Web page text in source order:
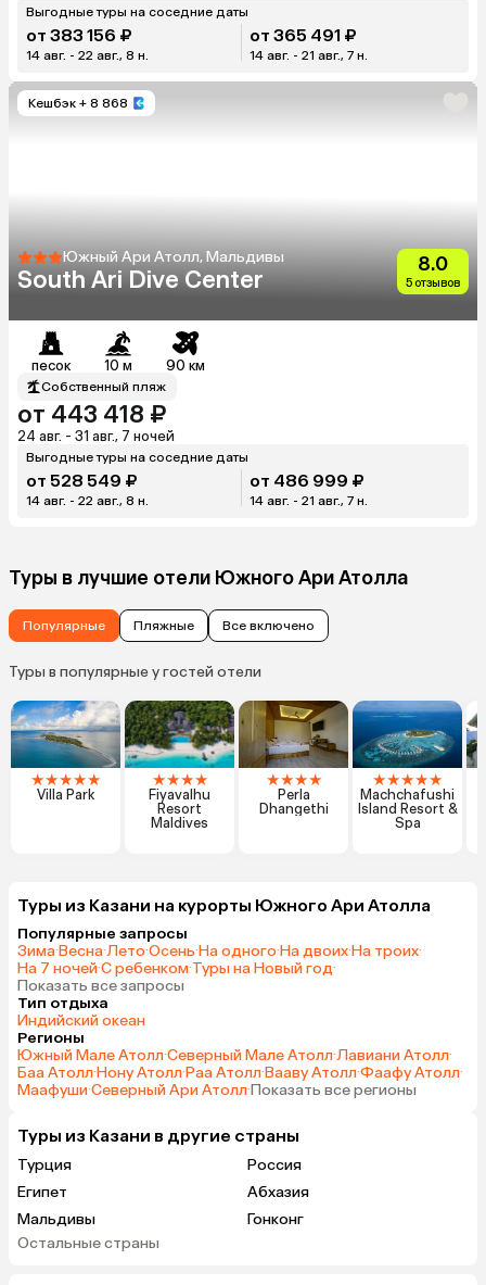
Выгодные туры на соседние даты
от 383 156 ₽
14 авг. - 22 авг., 8 н.
от 365 491 ₽
14 авг. - 21 авг., 7 н.
Кешбэк + 8 868
Южный Ари Атолл, Мальдивы
South Ari Dive Center
8.0
5 отзывов
песок 10 м 90 км
Собственный пляж
от 443 418 ₽
24 авг. - 31 авг., 7 ночей
Выгодные туры на соседние даты
от 528 549 ₽
14 авг. - 22 авг., 8 н.
от 486 999 ₽
14 авг. - 21 авг., 7 н.
Туры в лучшие отели Южного Ари Атолла
Популярные Пляжные Все включено
Туры в популярные у гостей отели
★★★★★
Villa Park
★★★★
Fiyavalhu
Resort
Maldives
★★★★
Perla
Dhangethi
★★★★★
Machchafushi
Island Resort &
Spa
Туры из Казани на курорты Южного Ари Атолла
Популярные запросы
Зима·Весна·Лето·Осень·На одного·На двоих·На троих·
На 7 ночей·С ребенком·Туры на Новый год·
Показать все запросы
Тип отдыха
Индийский океан
Регионы
Южный Мале Атолл·Северный Мале Атолл·Лавиани Атолл·
Баа Атолл·Нону Атолл·Раа Атолл·Вааву Атолл·Фаафу Атолл·
Маафуши·Северный Ари Атолл·Показать все регионы
Туры из Казани в другие страны
Турция
Россия
Египет
Абхазия
Мальдивы
Гонконг
Саудовская Аравия
Остальные страны